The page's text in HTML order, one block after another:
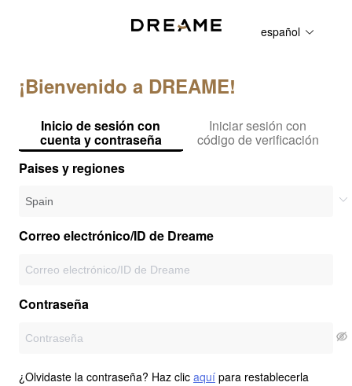
español
¡Bienvenido a DREAME!
Inicio de sesión con
cuenta y contraseña
Iniciar sesión con
código de verificación
Paises y regiones
Correo electrónico/ID de Dreame
Contraseña
¿Olvidaste la contraseña? Haz clic aquí para restablecerla